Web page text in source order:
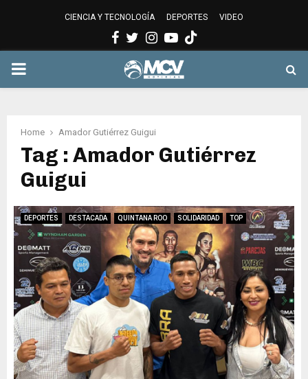
CIENCIA Y TECNOLOGÍA DEPORTES VIDEO
Facebook
Twitter
Instagram
Youtube
PRIMARY
Home Amador Gutiérrez Guigui
Tag : Amador Gutiérrez
Guigui
DEPORTES DESTACADA QUINTANA ROO SOLIDARIDAD TOP